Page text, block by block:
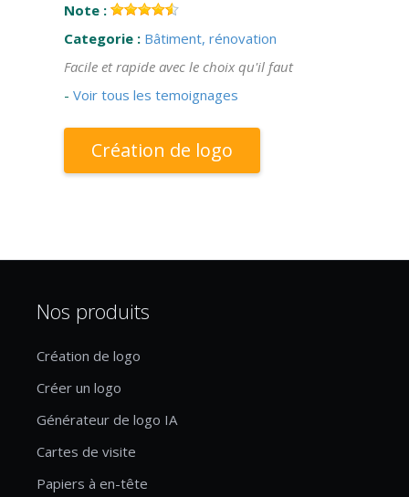
Note :
Categorie : Bâtiment, rénovation
Facile et rapide avec le choix qu'il faut
- Voir tous les temoignages
Création de logo
Nos produits
Création de logo
Créer un logo
Générateur de logo IA
Cartes de visite
Papiers à en-tête